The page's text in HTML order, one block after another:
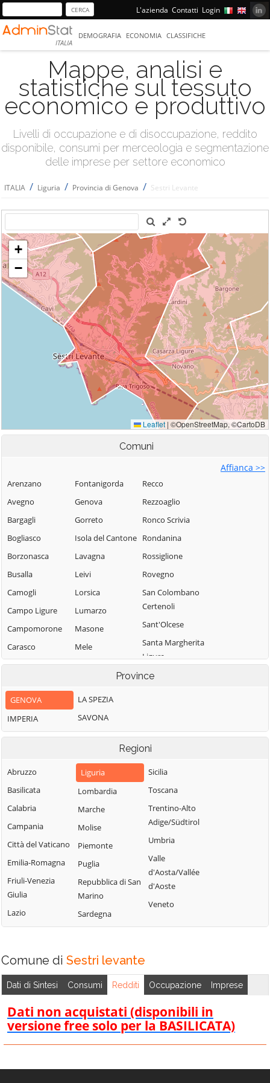
L'azienda Contatti Login
ITALIA
DEMOGRAFIA ECONOMIA CLASSIFICHE
Mappe, analisi e
statistiche sul tessuto
economico e produttivo
Livelli di occupazione e di disoccupazione, reddito
disponibile, consumi per merceologia e segmentazione
delle imprese per settore economico
ITALIA / Liguria / Provincia di Genova / Sestri Levante
Comuni
Affianca >>
Arenzano
Avegno
Bargagli
Bogliasco
Borzonasca
Busalla
Camogli
Campo Ligure
Campomorone
Carasco
Casarza Ligure
Castiglione
Chiavarese
Ceranesi
Cicagna
Cogoleto
Cogorno
Coreglia Ligure
Crocefieschi
Davagna
Fascia
Favale di Malvaro
Fontanigorda
Genova
Gorreto
Isola del Cantone
Lavagna
Leivi
Lorsica
Lumarzo
Masone
Mele
Mezzanego
Moconesi
Moneglia
Montebruno
Ne
Neirone
Orero
Pieve Ligure
Portofino
Propata
Rapallo
Recco
Rezzoaglio
Ronco Scrivia
Rondanina
Rossiglione
Rovegno
San Colombano
Certenoli
Sant'Olcese
Santa Margherita
Ligure
Santo Stefano
Sestri Levante
Sori
Tiglieto
Tribogna
Valbrevenna
Vobbia
Zoagli
Province
GENOVA
IMPERIA
LA SPEZIA
SAVONA
Regioni
Abruzzo
Basilicata
Calabria
Campania
Città del Vaticano
Emilia-Romagna
Friuli-Venezia
Giulia
Lazio
Liguria
Lombardia
Marche
Molise
Piemonte
Puglia
Repubblica di San
Marino
Sardegna
Sicilia
Toscana
Trentino-Alto
Adige/Südtirol
Umbria
Valle
d'Aosta/Vallée
d'Aoste
Veneto
Comune di Sestri levante
Dati di Sintesi Consumi Redditi Occupazione Imprese
Dati non acquistati (disponibili in
versione free solo per la BASILICATA)